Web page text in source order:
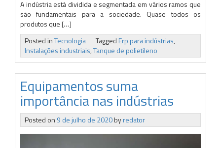
A indústria está dividida e segmentada em vários ramos que
são fundamentais para a sociedade. Quase todos os
produtos que […]
Posted inTecnologia TaggedErp para indústrias,
Instalações industriais,Tanque de polietileno
Equipamentos suma
importância nas indústrias
Posted on 9 de julho de 2020byredator